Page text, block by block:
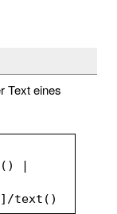
Text eines
text()